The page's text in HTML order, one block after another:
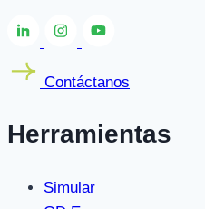
Contáctanos
Herramientas
Simular